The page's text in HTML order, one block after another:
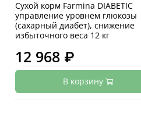
Сухой корм Farmina DIABETIC
управление уровнем глюкозы
(сахарный диабет), снижение
избыточного веса 12 кг
12 968 ₽
В корзину